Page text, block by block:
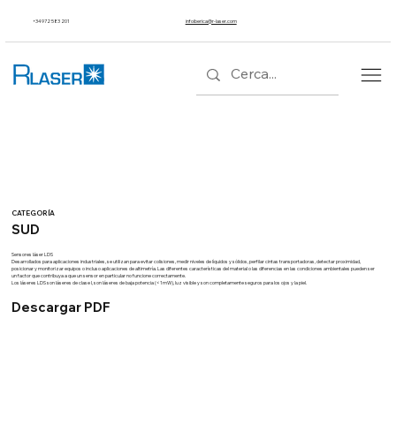
+34 972 583 201 infoiberica@r-laser.com
CATEGORÍA
SUD
Sensores láser LDS
Desarrollados para aplicaciones industriales, se utilizan para evitar colisiones, medir niveles de líquidos y sólidos, perfilar cintas transportadoras, detectar proximidad,
posicionar y monitorizar equipos o incluso aplicaciones de altimetría. Las diferentes características del material o las diferencias en las condiciones ambientales pueden ser
un factor que contribuya a que un sensor en particular no funcione correctamente.
Los láseres LDS son láseres de clase I, son láseres de baja potencia (< 1 mW), luz visible y son completamente seguros para los ojos y la piel.
Descargar PDF